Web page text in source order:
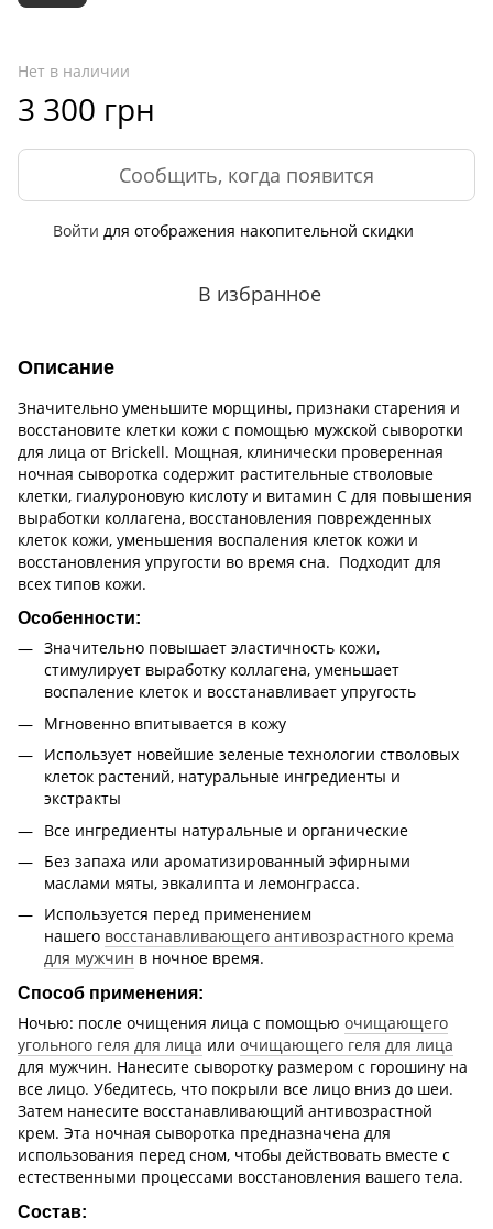
Нет в наличии
3 300 грн
Сообщить, когда появится
Войти для отображения накопительной скидки
В избранное
Описание
Значительно уменьшите морщины, признаки старения и
восстановите клетки кожи с помощью мужской сыворотки
для лица от Brickell. Мощная, клинически проверенная
ночная сыворотка содержит растительные стволовые
клетки, гиалуроновую кислоту и витамин С для повышения
выработки коллагена, восстановления поврежденных
клеток кожи, уменьшения воспаления клеток кожи и
восстановления упругости во время сна. Подходит для
всех типов кожи.
Особенности:
Значительно повышает эластичность кожи,
стимулирует выработку коллагена, уменьшает
воспаление клеток и восстанавливает упругость
Мгновенно впитывается в кожу
Использует новейшие зеленые технологии стволовых
клеток растений, натуральные ингредиенты и
экстракты
Все ингредиенты натуральные и органические
Без запаха или ароматизированный эфирными
маслами мяты, эвкалипта и лемонграсса.
Используется перед применением
нашего восстанавливающего антивозрастного крема
для мужчин в ночное время.
Способ применения:
Ночью: после очищения лица с помощью очищающего
угольного геля для лица или очищающего геля для лица
для мужчин. Нанесите сыворотку размером с горошину на
все лицо. Убедитесь, что покрыли все лицо вниз до шеи.
Затем нанесите восстанавливающий антивозрастной
крем. Эта ночная сыворотка предназначена для
использования перед сном, чтобы действовать вместе с
естественными процессами восстановления вашего тела.
Состав: